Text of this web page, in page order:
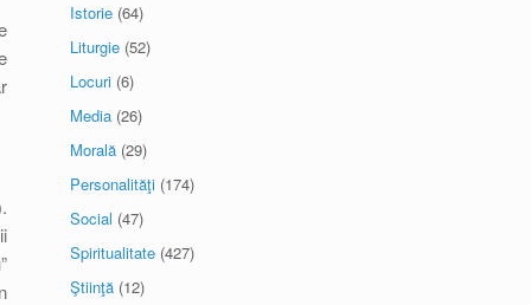
Istorie (64)
Liturgie (52)
Locuri (6)
Media (26)
Morală (29)
Personalităţi (174)
Social (47)
Spiritualitate (427)
Ştiinţă (12)